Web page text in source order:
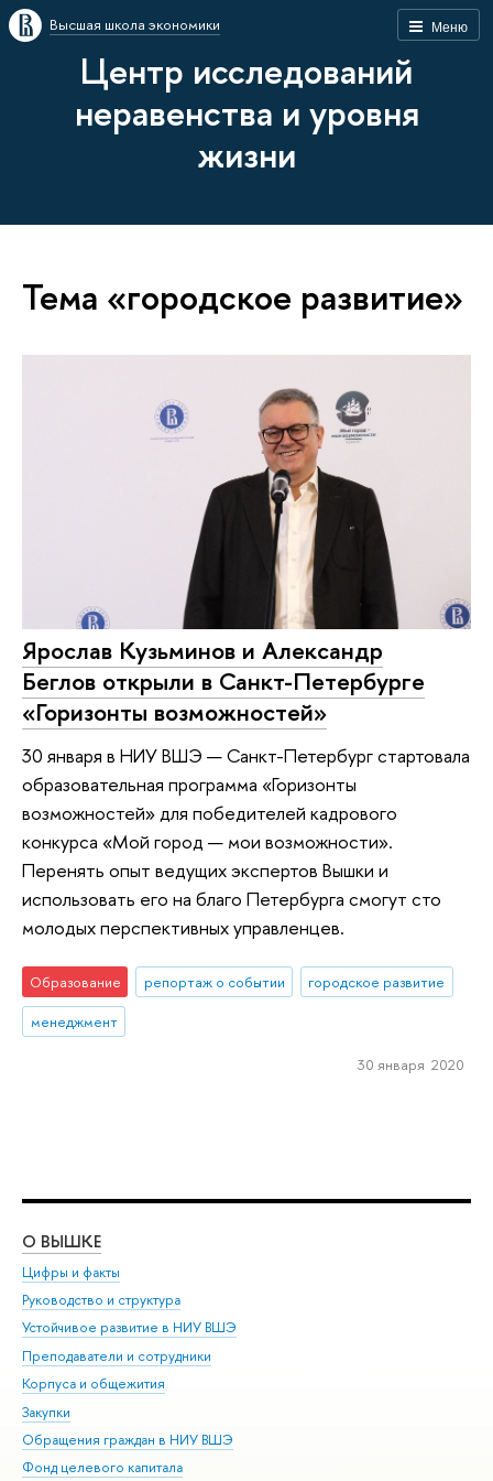
Меню
Высшая школа экономики
Центр исследований
неравенства и уровня
жизни
Тема «городское развитие»
Ярослав Кузьминов и Александр
Беглов открыли в Санкт-Петербурге
«Горизонты возможностей»
30 января в НИУ ВШЭ — Санкт-Петербург стартовала
образовательная программа «Горизонты
возможностей» для победителей кадрового
конкурса «Мой город — мои возможности».
Перенять опыт ведущих экспертов Вышки и
использовать его на благо Петербурга смогут сто
молодых перспективных управленцев.
Образование репортаж о событии
городское развитие
менеджмент
30 января 2020
О ВЫШКЕ
Цифры и факты
Руководство и структура
Устойчивое развитие в НИУ ВШЭ
Преподаватели и сотрудники
Корпуса и общежития
Закупки
Обращения граждан в НИУ ВШЭ
Фонд целевого капитала